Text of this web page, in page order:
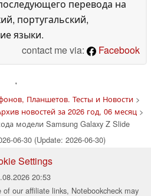
перевода на
португальский,
языки.
contact me via:
Facebook
'
Планшетов. Тесты и Новости>
новостей за 2026 год, 06 месяц>
модели Samsung Galaxy Z Slide
06-30 (Update: 2026-06-30)
Settings
20:53
our affiliate links, Notebookcheck may